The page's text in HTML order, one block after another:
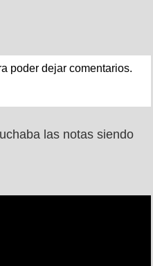
poder dejar comentarios.
las notas siendo